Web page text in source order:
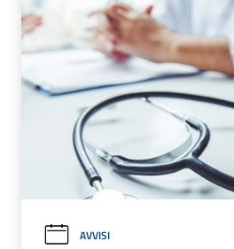
AVVISI